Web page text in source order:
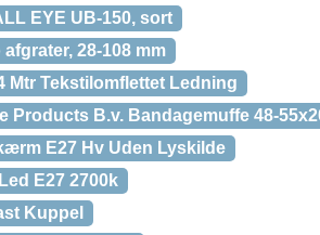
EYE UB-150, sort
28-108 mm
Mtr Tekstilomflettet Ledning
Products B.v. Bandagemuffe 48-
E27 Hv Uden Lyskilde
E27 2700k
Kuppel